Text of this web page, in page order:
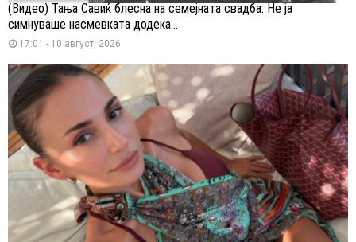
(Видео) Тања Савиќ блесна на семејната свадба: Не ја
симнуваше насмевката додека...
17:01 - 10 август, 2026